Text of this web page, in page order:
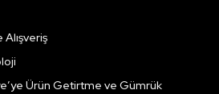
Alışveriş
Ürün Getirtme ve Gümrük